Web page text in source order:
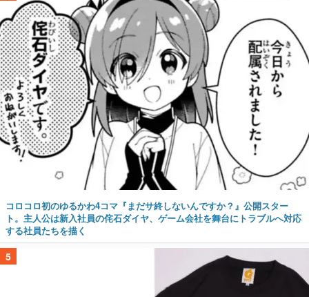
コロコロ初のゆるかわ4コマ『まだサ終しないんですか？』公開スター
ト。主人公は新入社員の侘石ダイヤ、ゲーム会社を舞台にトラブルへ対応
する社員たちを描く
5